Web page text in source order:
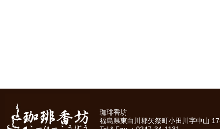
珈琲香坊
福島県東白川郡矢祭町小田川字中山